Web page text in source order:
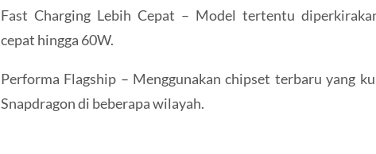
Fast Charging Lebih Cepat – Model tertentu
cepat hingga 60W.
Performa Flagship – Menggunakan chipset terbaru yang
Snapdragon di beberapa wilayah.